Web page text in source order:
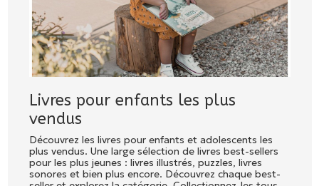
Livres pour enfants les plus
vendus
Découvrez les livres pour enfants et adolescents les
plus vendus. Une large sélection de livres best-sellers
pour les plus jeunes : livres illustrés, puzzles, livres
sonores et bien plus encore. Découvrez chaque best-